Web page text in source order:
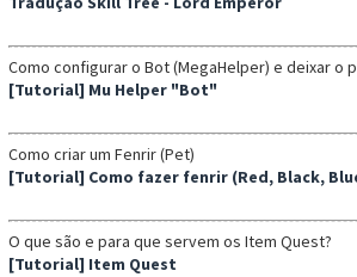
Como configurar o Bot (MegaHelper) e deixar o
[Tutorial] Mu Helper "Bot"
Como criar um Fenrir (Pet)
[Tutorial] Como fazer fenrir (Red, Black,
O que são e para que servem os Item Quest?
[Tutorial] Item Quest